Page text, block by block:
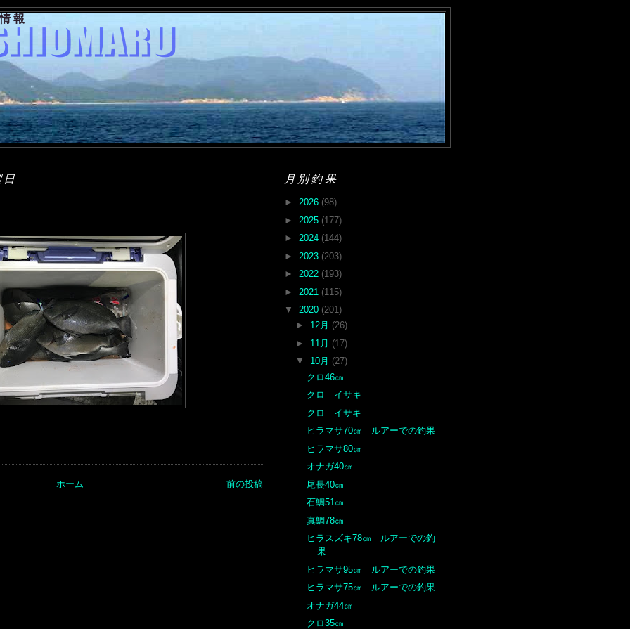
報
前の投稿
ホーム
月別釣果
► 2026 (98)
► 2025 (177)
► 2024 (144)
► 2023 (203)
► 2022 (193)
► 2021 (115)
▼ 2020 (201)
► 12月 (26)
► 11月 (17)
▼ 10月 (27)
クロ46㎝
クロ イサキ
クロ イサキ
ヒラマサ70㎝ ルアーでの釣果
ヒラマサ80㎝
オナガ40㎝
尾長40㎝
石鯛51㎝
真鯛78㎝
ヒラスズキ78㎝ ルアーでの釣
果
ヒラマサ95㎝ ルアーでの釣果
ヒラマサ75㎝ ルアーでの釣果
オナガ44㎝
クロ35㎝